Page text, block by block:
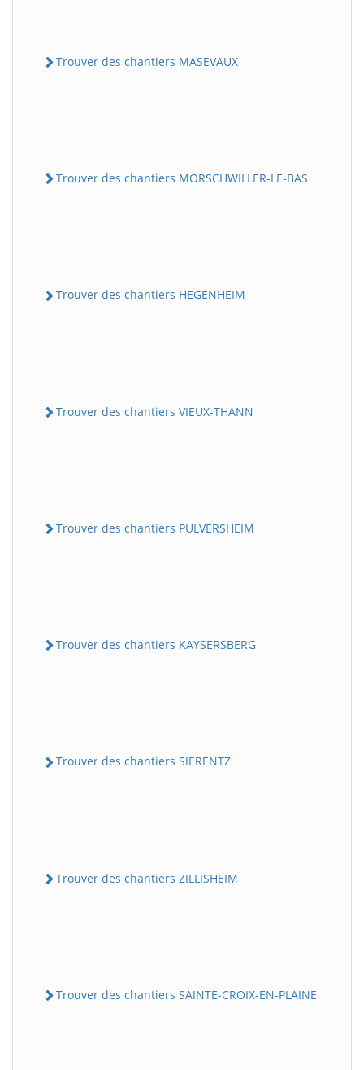
Trouver des chantiers MASEVAUX
Trouver des chantiers MORSCHWILLER-LE-BAS
Trouver des chantiers HEGENHEIM
Trouver des chantiers VIEUX-THANN
Trouver des chantiers PULVERSHEIM
Trouver des chantiers KAYSERSBERG
Trouver des chantiers SIERENTZ
Trouver des chantiers ZILLISHEIM
Trouver des chantiers SAINTE-CROIX-EN-PLAINE